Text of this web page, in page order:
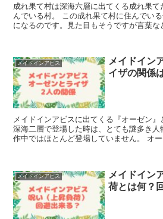
成れ果て村は深海六層に出てくる成れ果
んでいる村。 この成れ果て村に住んでいる住人達はすべて成れ果て
になるのです。見た目もそうですが言葉
メイドインアビス
メイドイン
イザの関係
メイドインアビスに出てくる『オーゼン』と『ライ
深海二層で登場した時は、とても謎多き
作中ではほとんど登場していません。 オーゼンとライザ、この2人の
メイドインアビス
メイドイン
荷とは何？